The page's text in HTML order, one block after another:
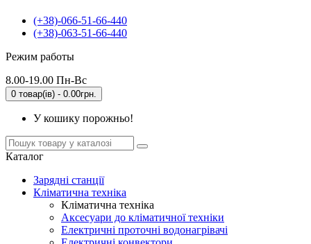
(+38)-066-51-66-440
(+38)-063-51-66-440
Режим работы
8.00-19.00 Пн-Вс
0 товар(ів) - 0.00грн.
У кошику порожньо!
Каталог
Зарядні станції
Кліматична техніка
Кліматична техніка
Аксесуари до кліматичної техніки
Електричні проточні водонагрівачі